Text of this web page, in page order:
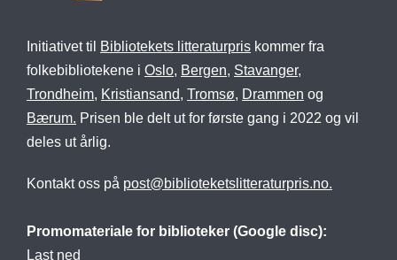
Initiativet til Bibliotekets litteraturpris kommer fra
folkebibliotekene i Oslo, Bergen, Stavanger,
Trondheim, Kristiansand, Tromsø, Drammen og
Bærum. Prisen ble delt ut for første gang i 2022 og vil
deles ut årlig.
Kontakt oss på post@biblioteketslitteraturpris.no.
Promomateriale for biblioteker (Google disc):
Last ned